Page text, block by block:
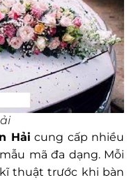
Hải cung cấp nhiều
mã đa dạng. Mỗi
thuật trước khi bàn